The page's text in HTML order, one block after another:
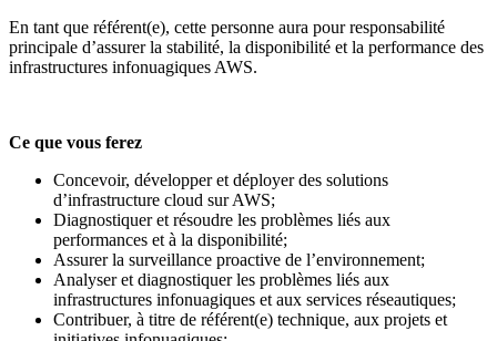
En tant que référent(e), cette personne aura pour responsabilité
principale d’assurer la stabilité, la disponibilité et la performance des
infrastructures infonuagiques AWS.
Ce que vous ferez
Concevoir, développer et déployer des solutions
d’infrastructure cloud sur AWS;
Diagnostiquer et résoudre les problèmes liés aux
performances et à la disponibilité;
Assurer la surveillance proactive de l’environnement;
Analyser et diagnostiquer les problèmes liés aux
infrastructures infonuagiques et aux services réseautiques;
Contribuer, à titre de référent(e) technique, aux projets et